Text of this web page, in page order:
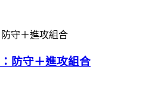
防守＋進攻組合